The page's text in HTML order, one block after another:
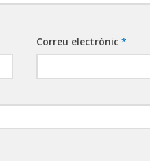
Correu electrònic*